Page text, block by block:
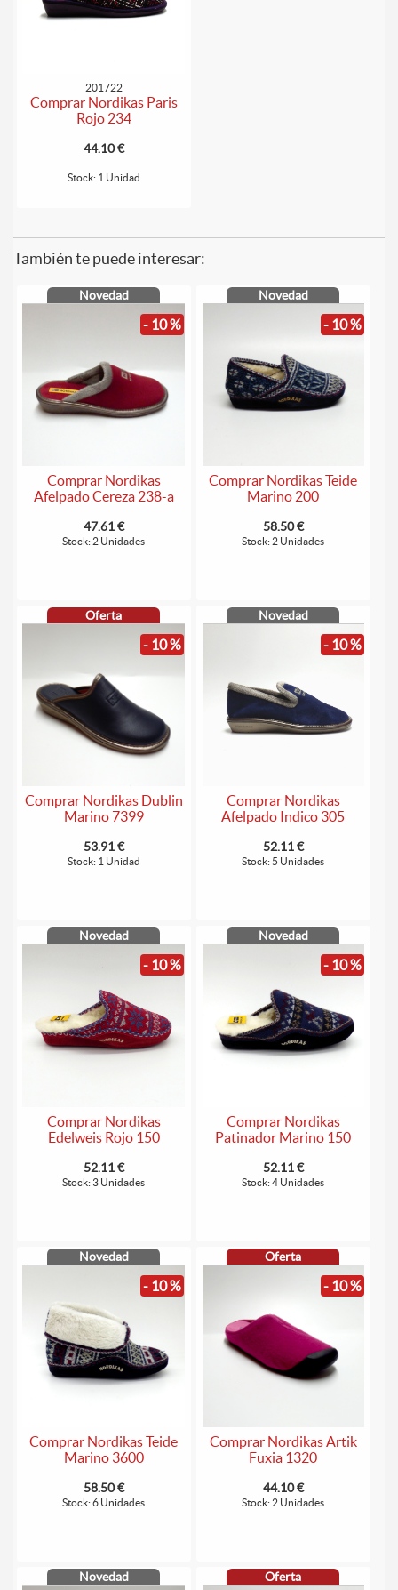
201722
Comprar Nordikas Paris
Rojo 234
44.10 €
Stock: 1 Unidad
También te puede interesar:
Novedad
- 10 %
Comprar Nordikas
Afelpado Cereza 238-a
47.61 €
Stock: 2 Unidades
Novedad
- 10 %
Comprar Nordikas Teide
Marino 200
58.50 €
Stock: 2 Unidades
Oferta
- 10 %
Comprar Nordikas Dublin
Marino 7399
53.91 €
Stock: 1 Unidad
Novedad
- 10 %
Comprar Nordikas
Afelpado Indico 305
52.11 €
Stock: 5 Unidades
Novedad
- 10 %
Comprar Nordikas
Edelweis Rojo 150
52.11 €
Stock: 3 Unidades
Novedad
- 10 %
Comprar Nordikas
Patinador Marino 150
52.11 €
Stock: 4 Unidades
Novedad
- 10 %
Comprar Nordikas Teide
Marino 3600
58.50 €
Stock: 6 Unidades
Oferta
- 10 %
Comprar Nordikas Artik
Fuxia 1320
44.10 €
Stock: 2 Unidades
Novedad Oferta